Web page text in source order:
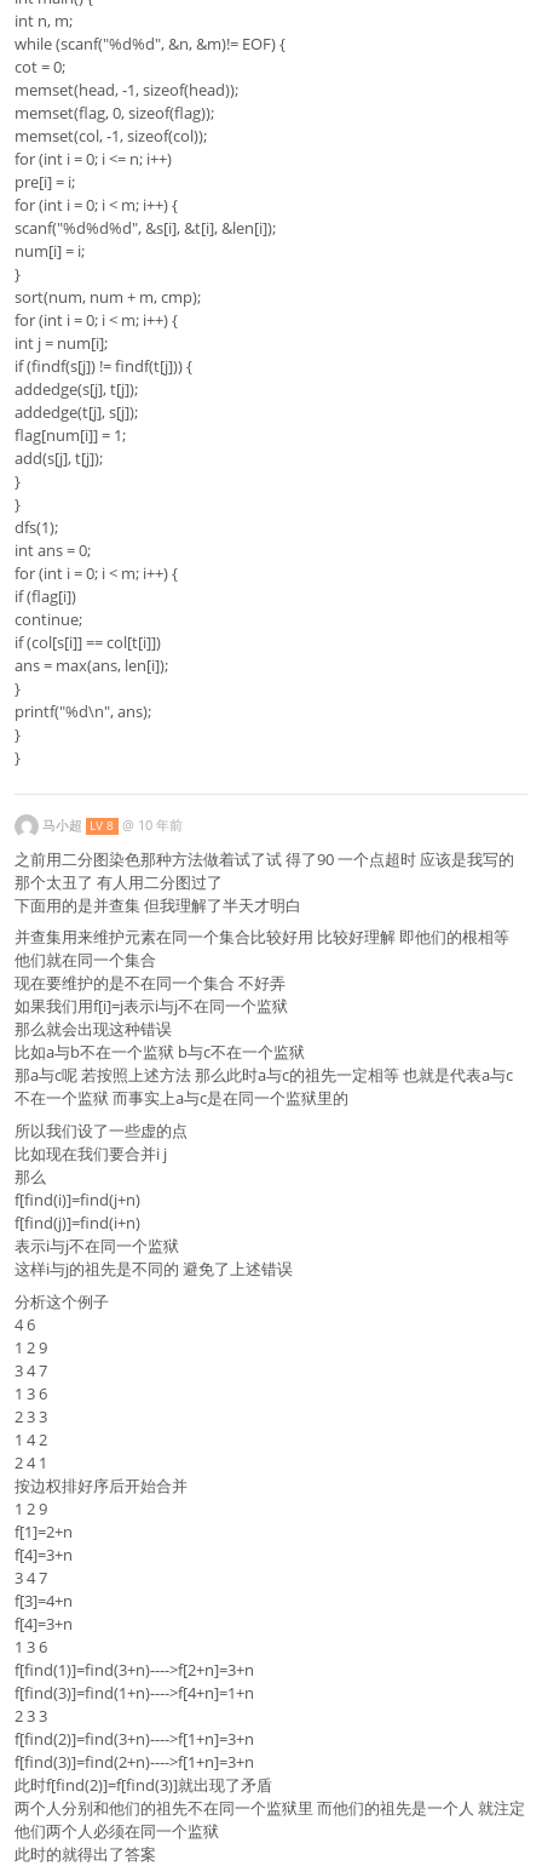
int n, m;
while (scanf("%d%d", &n, &m)!= EOF) {
cot = 0;
memset(head, -1, sizeof(head));
memset(flag, 0, sizeof(flag));
memset(col, -1, sizeof(col));
for (int i = 0; i <= n; i++)
pre[i] = i;
for (int i = 0; i < m; i++) {
scanf("%d%d%d", &s[i], &t[i], &len[i]);
num[i] = i;
}
sort(num, num + m, cmp);
for (int i = 0; i < m; i++) {
int j = num[i];
if (findf(s[j]) != findf(t[j])) {
addedge(s[j], t[j]);
addedge(t[j], s[j]);
flag[num[i]] = 1;
add(s[j], t[j]);
}
}
dfs(1);
int ans = 0;
for (int i = 0; i < m; i++) {
if (flag[i])
continue;
if (col[s[i]] == col[t[i]])
ans = max(ans, len[i]);
}
printf("%d\n", ans);
}
}
马小超 LV 8 @ 10 年前
之前用二分图染色那种方法做着试了试 得了90 一个点超时 应该是我写的
那个太丑了 有人用二分图过了
下面用的是并查集 但我理解了半天才明白
并查集用来维护元素在同一个集合比较好用 比较好理解 即他们的根相等
他们就在同一个集合
现在要维护的是不在同一个集合 不好弄
如果我们用f[i]=j表示i与j不在同一个监狱
那么就会出现这种错误
比如a与b不在一个监狱 b与c不在一个监狱
那a与c呢 若按照上述方法 那么此时a与c的祖先一定相等 也就是代表a与c
不在一个监狱 而事实上a与c是在同一个监狱里的
所以我们设了一些虚的点
比如现在我们要合并i j
那么
f[find(i)]=find(j+n)
f[find(j)]=find(i+n)
表示i与j不在同一个监狱
这样i与j的祖先是不同的 避免了上述错误
分析这个例子
4 6
1 2 9
3 4 7
1 3 6
2 3 3
1 4 2
2 4 1
按边权排好序后开始合并
1 2 9
f[1]=2+n
f[4]=3+n
3 4 7
f[3]=4+n
f[4]=3+n
1 3 6
f[find(1)]=find(3+n)---->f[2+n]=3+n
f[find(3)]=find(1+n)---->f[4+n]=1+n
2 3 3
f[find(2)]=find(3+n)---->f[1+n]=3+n
f[find(3)]=find(2+n)---->f[1+n]=3+n
此时f[find(2)]=f[find(3)]就出现了矛盾
两个人分别和他们的祖先不在同一个监狱里 而他们的祖先是一个人 就注定
他们两个人必须在同一个监狱
此时的就得出了答案